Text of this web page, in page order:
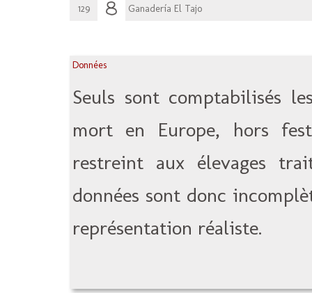
129 Ganadería El Tajo
Données
Seuls sont comptabilisés
mort en Europe, hors
restreint aux élevages
données sont donc
représentation réaliste.